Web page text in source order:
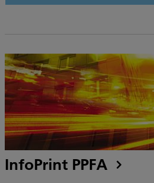
InfoPrint PPFA